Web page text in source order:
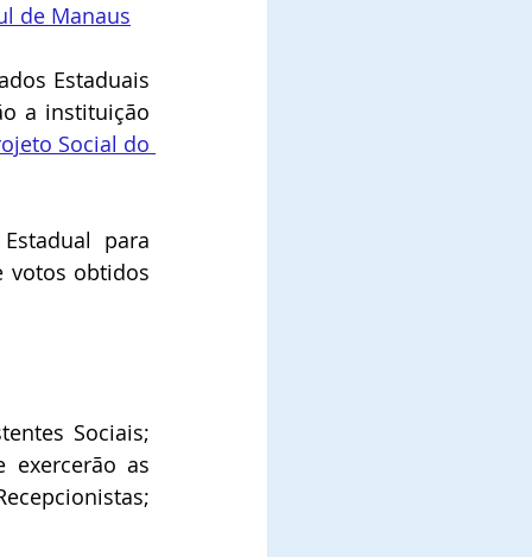
de Manaus
Estaduais
a instituição
Social do
para
votos obtidos
Sociais;
exercerão as